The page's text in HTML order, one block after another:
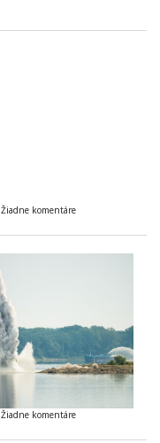
Žiadne komentáre
Žiadne komentáre